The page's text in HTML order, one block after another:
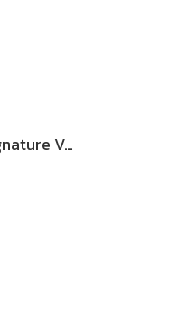
แจกันดอกไม้สด Le Floriste Signature Vases No. 23 (พรีเมียม)